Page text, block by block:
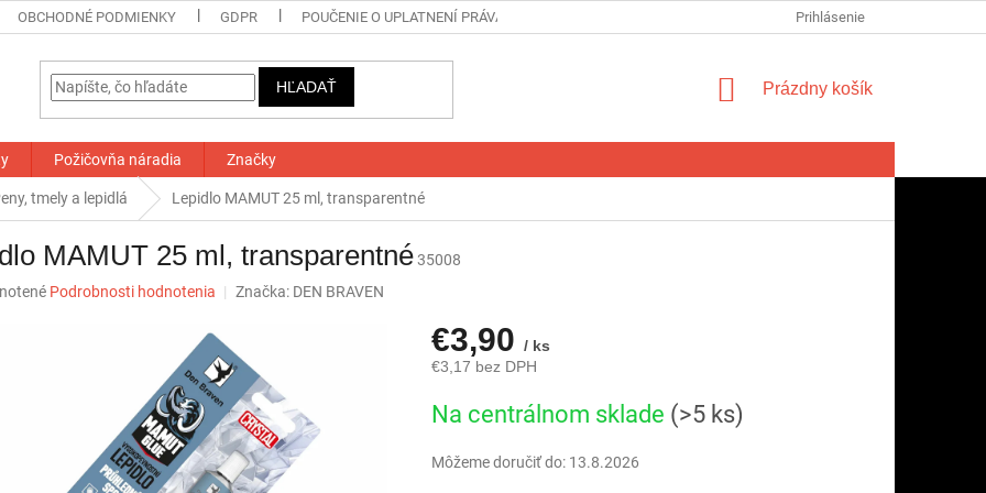
OBCHODNÉ PODMIENKY GDPR POUČENIE O UPLATNENÍ PRÁVA SPOTREBITEĽA NA ODSTÚPENIE OD ZMLUVY FORMULÁR NA
Prihlásenie
HĽADAŤ
NÁKUPNÝ
Prázdny košík
Požičovňa náradia Značky
tmely a lepidlá Lepidlo MAMUT 25 ml, transparentné
MAMUT 25 ml, transparentné35008
Podrobnosti hodnotenia Značka: DEN BRAVEN
€3,90 / ks
€3,17 bez DPH
cena:
Na centrálnom sklade (>5 ks)
Môžeme doručiť do: 13.8.2026